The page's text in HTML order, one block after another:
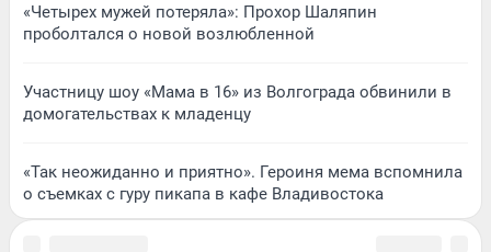
«Четырех мужей потеряла»: Прохор Шаляпин
проболтался о новой возлюбленной
Участницу шоу «Мама в 16» из Волгограда обвинили в
домогательствах к младенцу
«Так неожиданно и приятно». Героиня мема вспомнила
о съемках с гуру пикапа в кафе Владивостока